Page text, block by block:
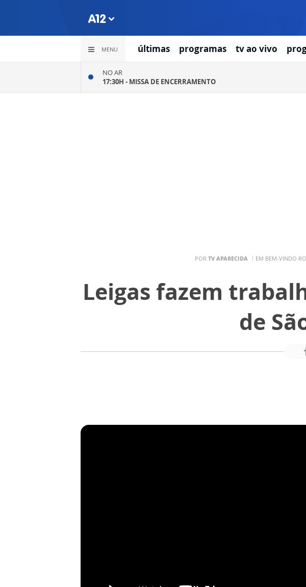
MENU últimas programas tv ao vivo
NO AR
17:30H - MISSA DE ENCERRAMENTO
POR TV APARECIDA EM BEM-VINDO
Leigas fazem
de